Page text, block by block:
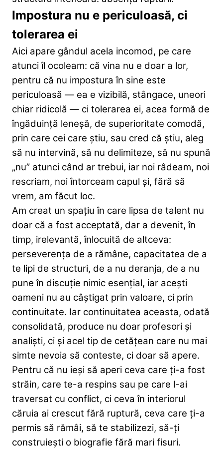
Impostura nu e periculoasă, ci
tolerarea ei
Aici apare gândul acela incomod, pe care
atunci îl ocoleam: că vina nu e doar a lor,
pentru că nu impostura în sine este
periculoasă — ea e vizibilă, stângace, uneori
chiar ridicolă — ci tolerarea ei, acea formă de
îngăduință leneșă, de superioritate comodă,
prin care cei care știu, sau cred că știu, aleg
să nu intervină, să nu delimiteze, să nu spună
„nu” atunci când ar trebui, iar noi râdeam, noi
rescriam, noi întorceam capul și, fără să
vrem, am făcut loc.
Am creat un spațiu în care lipsa de talent nu
doar că a fost acceptată, dar a devenit, în
timp, irelevantă, înlocuită de altceva:
perseverența de a rămâne, capacitatea de a
te lipi de structuri, de a nu deranja, de a nu
pune în discuție nimic esențial, iar acești
oameni nu au câștigat prin valoare, ci prin
continuitate. Iar continuitatea aceasta, odată
consolidată, produce nu doar profesori și
analiști, ci și acel tip de cetățean care nu mai
simte nevoia să conteste, ci doar să apere.
Pentru că nu ieși să aperi ceva care ți-a fost
străin, care te-a respins sau pe care l-ai
traversat cu conflict, ci ceva în interiorul
căruia ai crescut fără ruptură, ceva care ți-a
permis să rămâi, să te stabilizezi, să-ți
construiești o biografie fără mari fisuri.